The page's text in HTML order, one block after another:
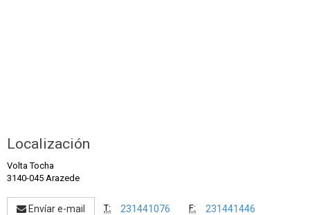
Localización
Volta Tocha
3140-045 Arazede
Envíar e-mail T: 231441076 F: 231441446